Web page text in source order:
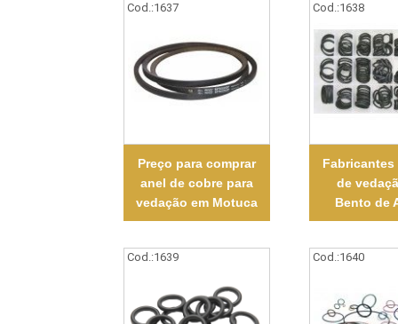
Cod.:1637
Preço para comprar
anel de cobre para
vedação em Motuca
Cod.:1638
Fabricantes
de
Bento de
Cod.:1639 Cod.:1640